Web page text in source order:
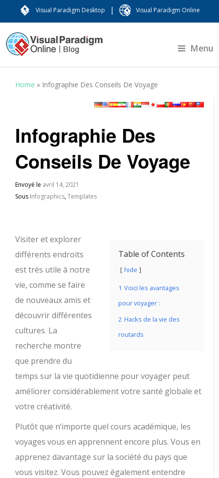
Visual Paradigm Desktop | Visual Paradigm Online
Menu
Home » Infographie Des Conseils De Voyage
Infographie Des
Conseils De Voyage
Envoyé le avril 14, 2021
Sous Infographics,Templates
Table of Contents
hide
1 Voici les avantages
pour voyager :
2 Hacks de la vie des
routards
Visiter et explorer
différents endroits
est très utile à notre
vie, comme se faire
de nouveaux amis et
découvrir différentes
cultures. La
recherche montre
que prendre du
temps sur la vie quotidienne pour voyager peut
améliorer considérablement votre santé globale et
votre créativité.
Plutôt que n’importe quel cours académique, les
voyages vous en apprennent encore plus. Vous en
apprenez davantage sur la société du pays que
vous visitez. Vous pouvez également entendre